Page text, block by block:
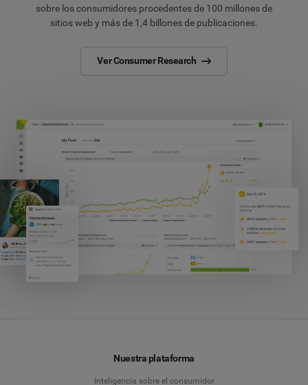
sobre los consumidores procedentes de 100 millones de
sitios web y más de 1,4 billones de publicaciones.
Ver Consumer Research
Nuestra plataforma
Inteligencia sobre el consumidor